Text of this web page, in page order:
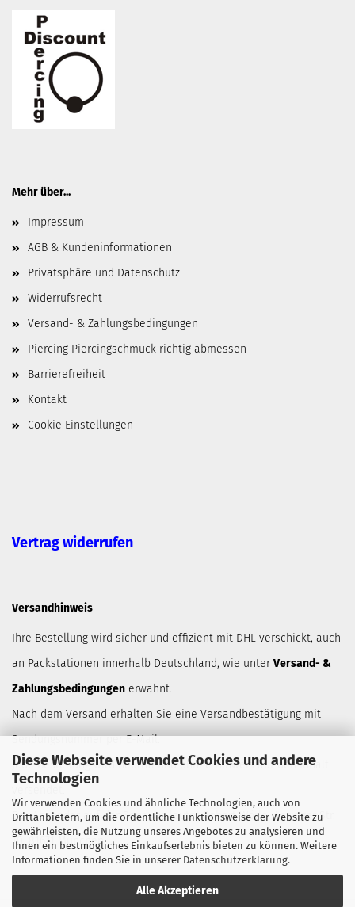
Diese Webseite verwendet Cookies und andere
Technologien
Wir verwenden Cookies und ähnliche Technologien, auch von
Drittanbietern, um die ordentliche Funktionsweise der Website zu
gewährleisten, die Nutzung unseres Angebotes zu analysieren und
Ihnen ein bestmögliches Einkaufserlebnis bieten zu können. Weitere
Informationen finden Sie in unserer Datenschutzerklärung.
Alle Akzeptieren
Mehr über...
Impressum
AGB & Kundeninformationen
Privatsphäre und Datenschutz
Widerrufsrecht
Versand- & Zahlungsbedingungen
Piercing Piercingschmuck richtig abmessen
Barrierefreiheit
Kontakt
Cookie Einstellungen
Vertrag widerrufen
Versandhinweis
Ihre Bestellung wird sicher und effizient mit DHL verschickt, auch
an Packstationen innerhalb Deutschland, wie unter Versand- &
Zahlungsbedingungen erwähnt.
Nach dem Versand erhalten Sie eine Versandbestätigung mit
Sendungsnummer per E-Mail.
Jede Bestellung wird neutral und ohnne Hinweis auf den Inhalt
Der Absender auf der Sendung lautet Robert Wörle, Anzinger Str.
10, 81671 München.